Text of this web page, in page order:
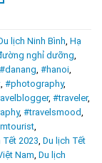
lịch Ninh Bình, Hạ
nghỉ dưỡng,
#danang, #hanoi,
, #photography,
, #traveler,
, #travelsmood,
,
Tết 2023, Du lịch Tết
Nam, Du lịch